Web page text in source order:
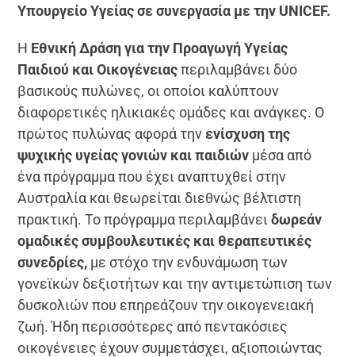
Υπουργείο Υγείας σε συνεργασία με την UNICEF.
Η Εθνική Δράση για την Προαγωγή Υγείας
Παιδιού και Οικογένειαςπεριλαμβάνει δύο
βασικούς πυλώνες, οι οποίοι καλύπτουν
διαφορετικές ηλικιακές ομάδες και ανάγκες. Ο
πρώτος πυλώνας αφορά την ενίσχυση της
ψυχικής υγείας γονιών και παιδιών μέσα από
ένα πρόγραμμα που έχει αναπτυχθεί στην
Αυστραλία και θεωρείται διεθνώς βέλτιστη
πρακτική. Το πρόγραμμα περιλαμβάνει δωρεάν
ομαδικές συμβουλευτικές και θεραπευτικές
συνεδρίες, με στόχο την ενδυνάμωση των
γονεϊκών δεξιοτήτων και την αντιμετώπιση των
δυσκολιών που επηρεάζουν την οικογενειακή
ζωή. Ήδη περισσότερες από πεντακόσιες
οικογένειες έχουν συμμετάσχει, αξιοποιώντας